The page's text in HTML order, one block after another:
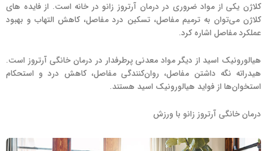
کلاژن یکی از مواد ضروری در درمان آرتروز زانو در خانه است. از فایده های
کلاژن می‌توان به ترمیم مفاصل، تسکین درد مفاصل، کاهش التهاب و بهبود
عملکرد مفاصل اشاره کرد.
هیالورونیک اسید از دیگر مواد معدنی پرطرفدار در درمان خانگی آرتروز است.
هیدراته نگه داشتن مفاصل، روان‌کنندگی مفاصل، کاهش درد و استحکام
استخوان‌ها از فواید هیالورونیک اسید هستند.
درمان خانگی آرتروز زانو با ورزش